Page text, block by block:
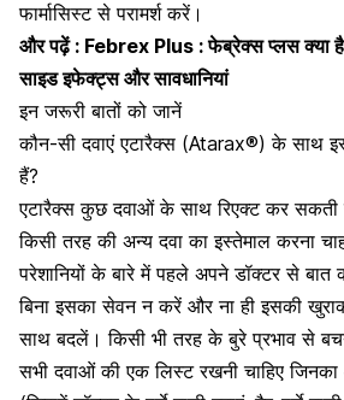
फार्मासिस्ट से परामर्श करें।
और पढ़ें : Febrex Plus : फेब्रेक्स प्लस क्या
साइड इफेक्ट्स और सावधानियां
इन जरूरी बातों को जानें
कौन-सी दवाएं एटारैक्स (Atarax®) के साथ
हैं?
एटारैक्स कुछ दवाओं के साथ रिएक्ट कर
किसी तरह की अन्य दवा का इस्तेमाल करना
परेशानियों के बारे में पहले अपने डॉक्टर से
बिना इसका सेवन न करें और ना ही इसकी
साथ बदलें। किसी भी तरह के बुरे प्रभाव से
सभी दवाओं की एक लिस्ट रखनी चाहिए